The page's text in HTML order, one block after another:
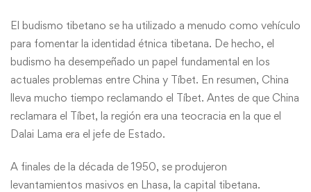
El budismo tibetano se ha utilizado a menudo como vehículo
para fomentar la identidad étnica tibetana. De hecho, el
budismo ha desempeñado un papel fundamental en los
actuales problemas entre China y Tíbet. En resumen, China
lleva mucho tiempo reclamando el Tíbet. Antes de que China
reclamara el Tíbet, la región era una teocracia en la que el
Dalai Lama era el jefe de Estado.
A finales de la década de 1950, se produjeron
levantamientos masivos en Lhasa, la capital tibetana.